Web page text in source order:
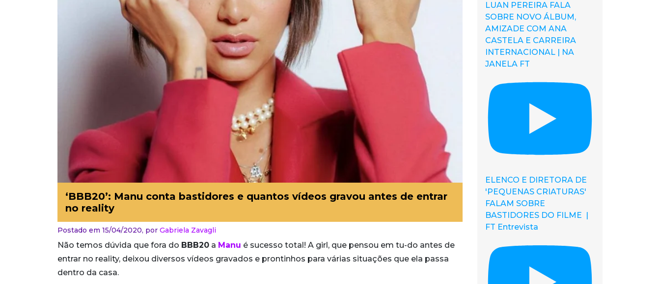
‘BBB20’: Manu conta bastidores e quantos vídeos gravou antes de entrar
no reality
Postado em 15/04/2020, por Gabriela Zavagli
Não temos dúvida que fora do BBB20 a Manu é sucesso total! A girl, que pensou em tu-do antes de
entrar no reality, deixou diversos vídeos gravados e prontinhos para várias situações que ela passa
dentro da casa.
LUAN PEREIRA FALA
SOBRE NOVO ÁLBUM,
AMIZADE COM ANA
CASTELA E CARREIRA
INTERNACIONAL | NA
JANELA FT
ELENCO E DIRETORA DE
'PEQUENAS CRIATURAS'
FALAM SOBRE
BASTIDORES DO FILME |
FT Entrevista